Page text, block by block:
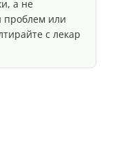
а не
проблем или
с лекар